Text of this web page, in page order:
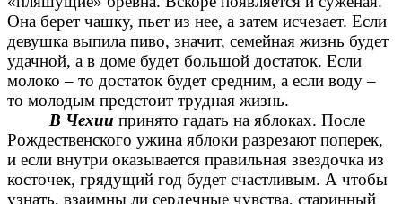
Она берет чашку, пьет из нее, а затем исчезает. Если
девушка выпила пиво, значит, семейная жизнь будет
удачной, а в доме будет большой достаток. Если
молоко – то достаток будет средним, а если воду –
то молодым предстоит трудная жизнь.
В Чехии принято гадать на яблоках. После
Рождественского ужина яблоки разрезают поперек,
и если внутри оказывается правильная звездочка из
косточек, грядущий год будет счастливым. А чтобы
узнать, взаимны ли сердечные чувства, старинный